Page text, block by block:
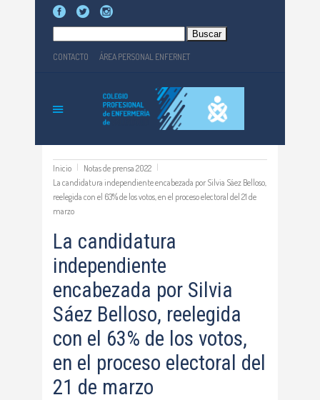
CONTACTO ÁREA PERSONAL ENFERNET
Inicio
Notas de prensa 2022
La candidatura independiente encabezada por Silvia Sáez Belloso,
reelegida con el 63% de los votos, en el proceso electoral del 21 de
marzo
La candidatura
independiente
encabezada por Silvia
Sáez Belloso, reelegida
con el 63% de los votos,
en el proceso electoral del
21 de marzo